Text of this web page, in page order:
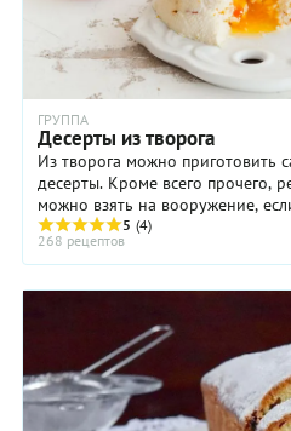
ГРУППА
Десерты из творога
Из творога можно приготовить
десерты. Кроме всего прочего,
можно взять на вооружение,
есть творог в "чистом виде": в ...
5 (4)
268 рецептов